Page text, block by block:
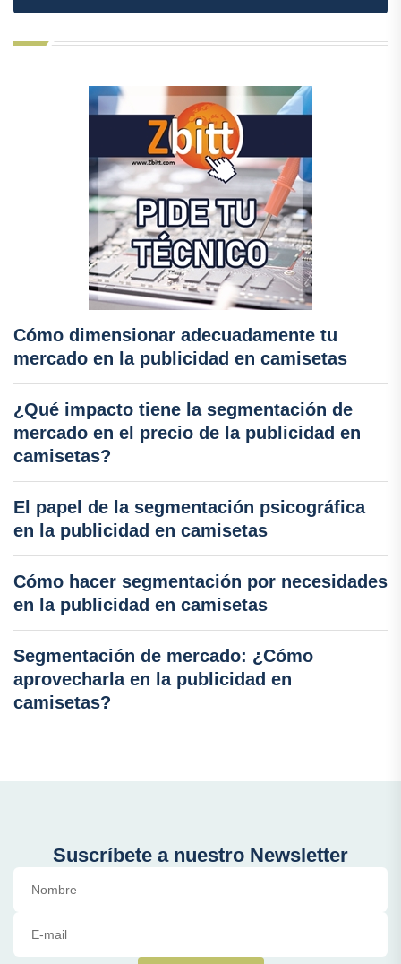
Cómo dimensionar adecuadamente tu
mercado en la publicidad en camisetas
¿Qué impacto tiene la segmentación de
mercado en el precio de la publicidad en
camisetas?
El papel de la segmentación psicográfica
en la publicidad en camisetas
Cómo hacer segmentación por necesidades
en la publicidad en camisetas
Segmentación de mercado: ¿Cómo
aprovecharla en la publicidad en
camisetas?
Suscríbete a nuestro Newsletter